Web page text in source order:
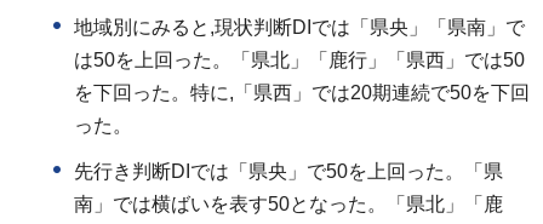
地域別にみると,現状判断DIでは「県央」「県南」で
は50を上回った。「県北」「鹿行」「県西」では50
を下回った。特に,「県西」では20期連続で50を下回
った。
先行き判断DIでは「県央」で50を上回った。「県
南」では横ばいを表す50となった。「県北」「鹿